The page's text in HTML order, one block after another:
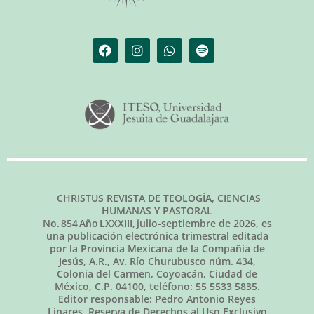
CHRISTUS REVISTA DE TEOLOGÍA, CIENCIAS
HUMANAS Y PASTORAL
No.854Año LXXXIII, julio-septiembre de 2026, es
una publicación electrónica trimestral editada
por la Provincia Mexicana de la Compañía de
Jesús, A.R., Av. Río Churubusco núm. 434,
Colonia del Carmen, Coyoacán, Ciudad de
México, C.P. 04100, teléfono: 55 5533 5835.
Editor responsable: Pedro Antonio Reyes